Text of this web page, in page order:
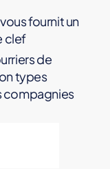
fournit un
clef
de
types
compagnies